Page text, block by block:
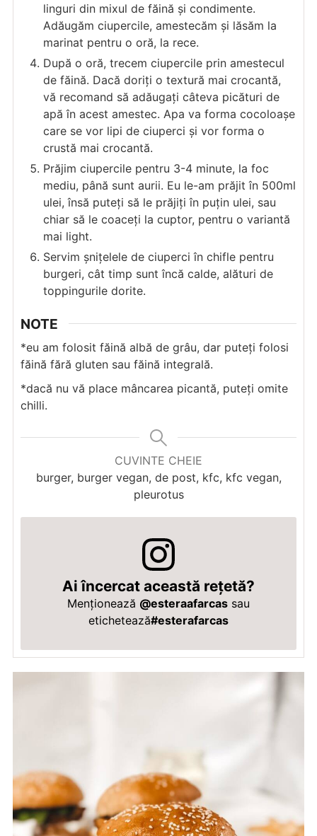
linguri din mixul de făină și condimente.
Adăugăm ciupercile, amestecăm și lăsăm la
marinat pentru o oră, la rece.
După o oră, trecem ciupercile prin amestecul
de făină. Dacă doriți o textură mai crocantă,
vă recomand să adăugați câteva picături de
apă în acest amestec. Apa va forma cocoloașe
care se vor lipi de ciuperci și vor forma o
crustă mai crocantă.
Prăjim ciupercile pentru 3-4 minute, la foc
mediu, până sunt aurii. Eu le-am prăjit în 500ml
ulei, însă puteți să le prăjiți în puțin ulei, sau
chiar să le coaceți la cuptor, pentru o variantă
mai light.
Servim șnițelele de ciuperci în chifle pentru
burgeri, cât timp sunt încă calde, alături de
toppingurile dorite.
NOTE
*eu am folosit făină albă de grâu, dar puteți folosi
făină fără gluten sau făină integrală.
*dacă nu vă place mâncarea picantă, puteți omite
chilli.
CUVINTE CHEIE
burger, burger vegan, de post, kfc, kfc vegan,
pleurotus
Ai încercat această rețetă?
Menționează @esteraafarcas sau
etichetează#esterafarcas